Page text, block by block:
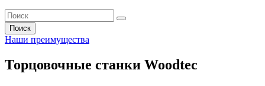
Поиск
Наши преимущества
Торцовочные станки Woodtec